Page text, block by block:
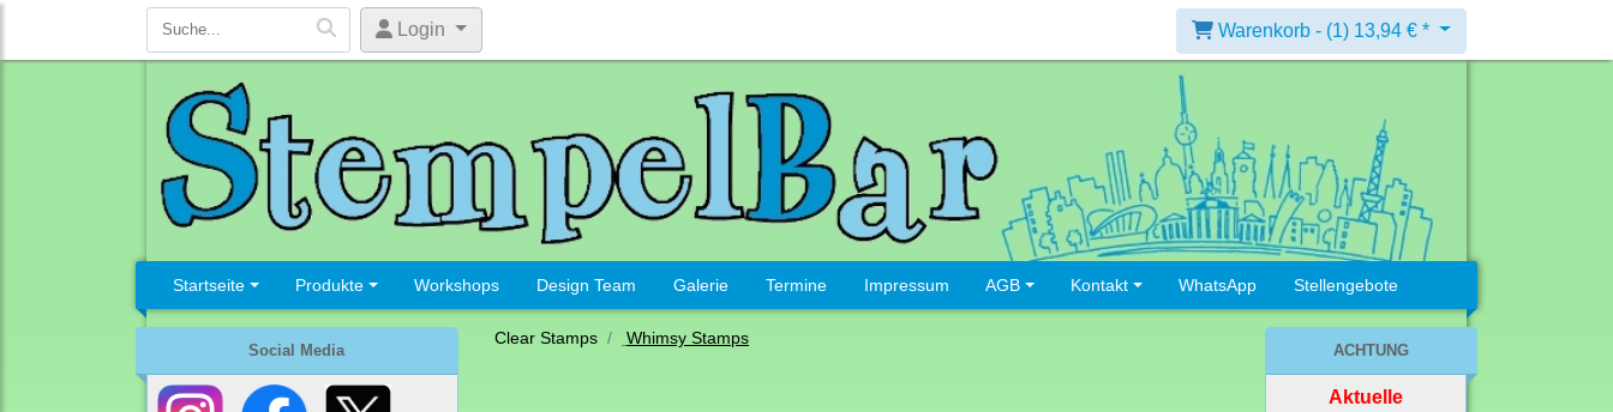
Login Warenkorb - (1) 13,94 € *
Startseite Produkte Workshops Design Team Galerie Termine Impressum AGB Kontakt WhatsApp Stellengebote
Social Media
Clear Stamps Whimsy Stamps
ACHTUNG
Aktuelle